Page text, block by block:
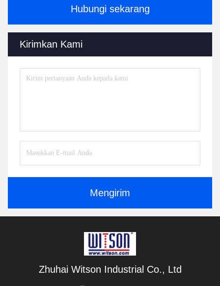
Hubungi sekarang
Kirimkan Kami
Mengirim
Zhuhai Witson Industrial Co., Ltd